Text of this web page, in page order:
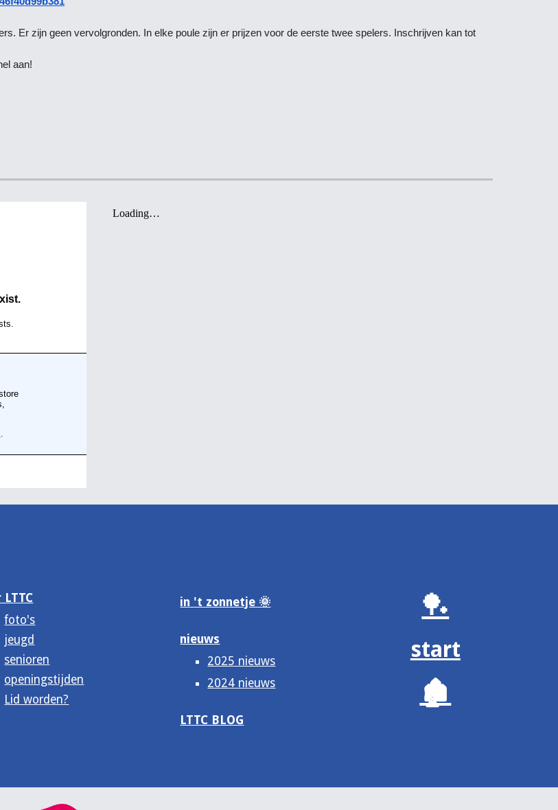
Er zijn geen vervolgronden. In elke poule zijn er prijzen voor de eerste twee spelers. Inschrijven kan tot
aan!
LTTC
foto's
jeugd
senioren
openingstijden
Lid worden?
in 't zonnetje 🌞
nieuws
2025 nieuws
2024 nieuws
LTTC BLOG
🏓
start
🏚️